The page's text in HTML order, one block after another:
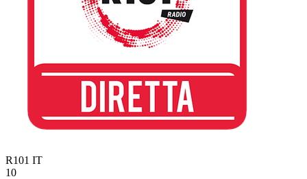
R101 IT
10